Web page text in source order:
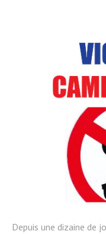
Depuis une dizaine de